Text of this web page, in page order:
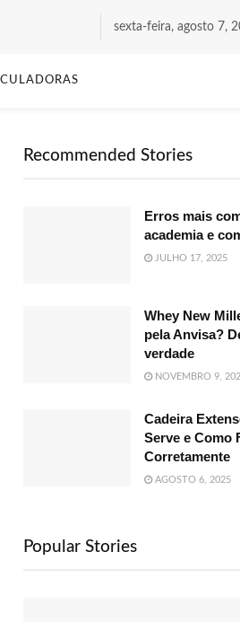
sexta-feira, agosto 7,
Recommended Stories
Erros mais
academia e
JULHO 17, 2025
Whey New
pela Anvisa?
verdade
NOVEMBRO 9,
Cadeira
Serve e Como
Corretamente
AGOSTO 6, 2025
Popular Stories